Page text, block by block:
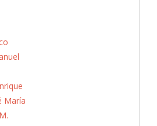
María